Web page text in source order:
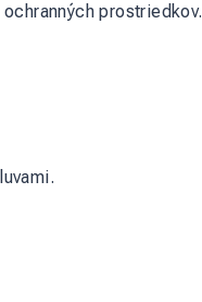
prostriedkov.